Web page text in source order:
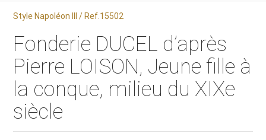
Style Napoléon III / Ref.15502
Fonderie DUCEL d’après
Pierre LOISON, Jeune fille à
la conque, milieu du XIXe
siècle